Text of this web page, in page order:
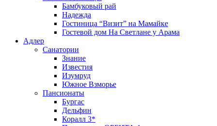
Бамбуковый рай
Надежда
Гостиница “Визит” на Мамайке
Гостевой дом На Светлане у Арама
Адлер
Санатории
Знание
Известия
Изумруд
Южное Взморье
Пансионаты
Бургас
Дельфин
Коралл 3*